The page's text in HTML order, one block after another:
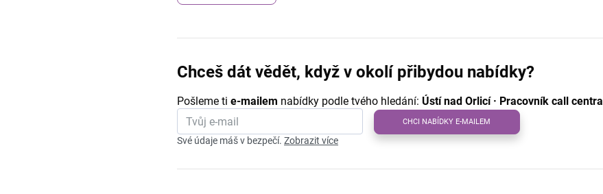
Chceš dát vědět, když v okolí přibydou nabídky?
Pošleme ti e-mailem nabídky podle tvého hledání: Ústí nad Orlicí · Pracovník call centra
CHCI NABÍDKY E-MAILEM
Své údaje máš v bezpečí. Zobrazit více